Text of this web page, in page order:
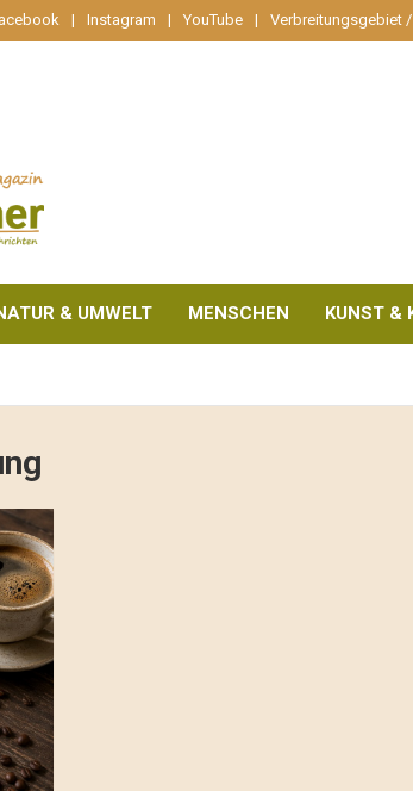
Instagram YouTube Verbreitungsgebiet
& UMWELT MENSCHEN KUNST &